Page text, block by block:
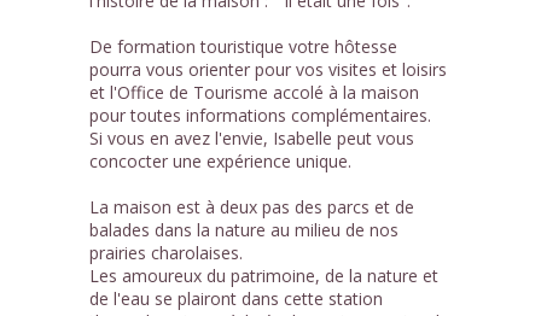
De formation touristique votre hôtesse
pourra vous orienter pour vos visites et loisirs
et l'Office de Tourisme accolé à la maison
pour toutes informations complémentaires.
Si vous en avez l'envie, Isabelle peut vous
concocter une expérience unique.
La maison est à deux pas des parcs et de
balades dans la nature au milieu de nos
prairies charolaises.
Les amoureux du patrimoine, de la nature et
de l'eau se plairont dans cette station